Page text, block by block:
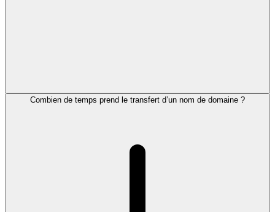
Combien de temps prend le transfert d’un nom de domaine ?